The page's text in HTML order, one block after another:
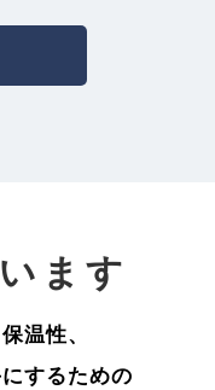
ます
温性、
するための